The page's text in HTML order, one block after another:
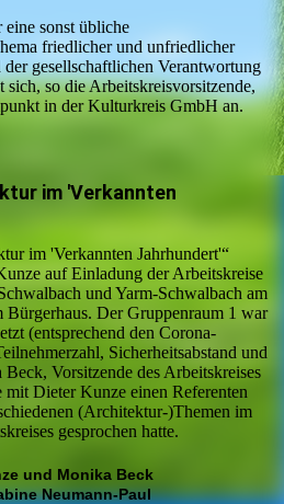
sonst übliche
friedlicher und unfriedlicher
gesellschaftlichen Verantwortung
sich, so die Arbeitskreisvorsitzende,
in der Kulturkreis GmbH an.
im 'Verkannten
im 'Verkannten Jahrhundert'“
auf Einladung der Arbeitskreise
und Yarm-Schwalbach am
Bürgerhaus. Der Gruppenraum 1 war
(entsprechend den Corona-
Sicherheitsabstand und
Vorsitzende des Arbeitskreises
Dieter Kunze einen Referenten
(Architektur-)Themen im
gesprochen hatte.
und Monika Beck
Neumann-Paul